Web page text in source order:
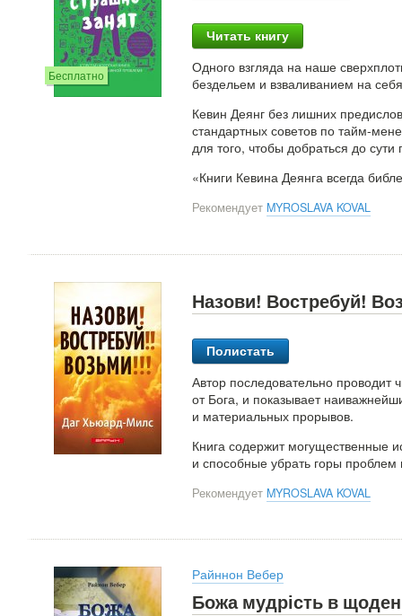
Бесплатно
Читать книгу
Одного взгляда на наше
бездельем и взваливанием на
Кевин Деянг без лишних
стандартных советов по тайм-
для того, чтобы добраться до
«Книги Кевина Деянга всегда
Рекомендует MYROSLAVA KOVAL
Назови! Востребуй!
Полистать
Автор последовательно проводит
от Бога, и показывает
и материальных прорывов.
Книга содержит могущественные
и способные убрать горы
Рекомендует MYROSLAVA KOVAL
Райннон Вебер
Божа мудрість в